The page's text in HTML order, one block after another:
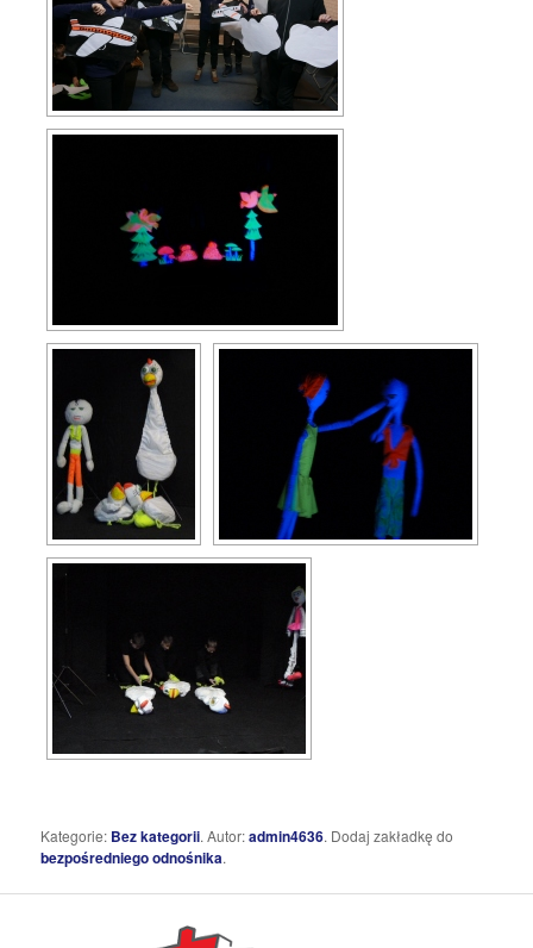
Kategorie: Bez kategorii. Autor:admin4636. Dodaj zakładkę do
bezpośredniego odnośnika.